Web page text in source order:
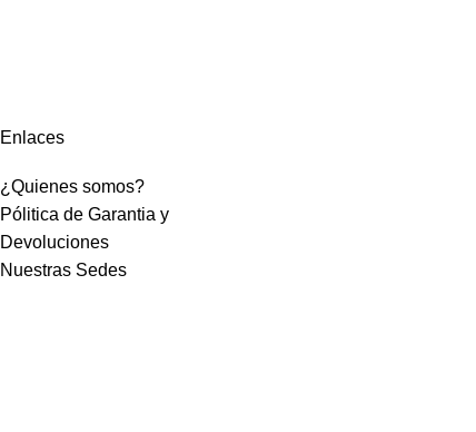
Enlaces
¿Quienes somos?
Pólitica de Garantia y
Devoluciones
Nuestras Sedes